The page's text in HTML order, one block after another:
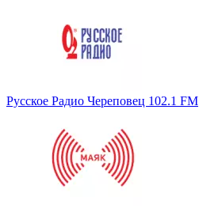
Русское Радио Череповец 102.1 FM